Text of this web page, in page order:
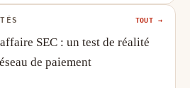
TOUT →
SEC : un test de réalité
de paiement